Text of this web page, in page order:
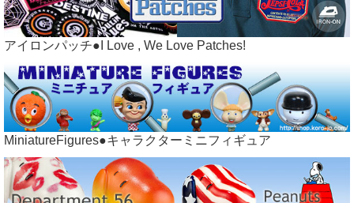
アイロンパッチ●I Love , We Love Patches!
MiniatureFigures●キャラクターミニフィギュア